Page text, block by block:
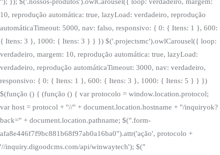
10, reprodução automática: true, lazyLoad: verdadeiro, reprodução
automáticaTimeout: 5000, nav: falso, responsivo: { 0: { Itens: 1 }, 600:
{ Itens: 3 }, 1000: { Itens: 3 } } }) $('.projectsmc').owlCarousel({ loop:
verdadeiro, margem: 10, reprodução automática: true, lazyLoad:
verdadeiro, reprodução automáticaTimeout: 3000, nav: verdadeiro,
responsivo: { 0: { Itens: 1 }, 600: { Itens: 3 }, 1000: { Itens: 5 } } })
$(função () { (função () { var protocolo = window.location.protocol;
var host = protocol + "//" + document.location.hostname + "/inquiryok?
back=" + document.location.pathname; $(".form-
afa8e446f7f9bc881b68f97ab0a16ba0").attr('ação', protocolo +
'//inquiry.digoodcms.com/api/winwaytech'); $("